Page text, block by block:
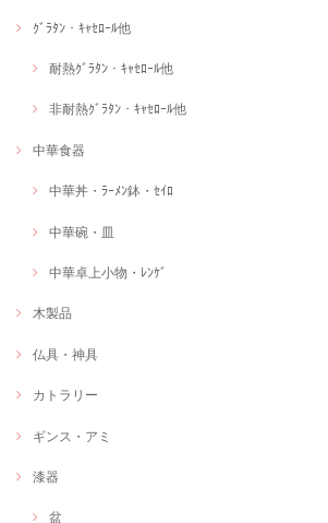
ｸﾞﾗﾀﾝ・ｷｬｾﾛｰﾙ他
耐熱ｸﾞﾗﾀﾝ・ｷｬｾﾛｰﾙ他
非耐熱ｸﾞﾗﾀﾝ・ｷｬｾﾛｰﾙ他
中華食器
中華丼・ﾗｰﾒﾝ鉢・ｾｲﾛ
中華碗・皿
中華卓上小物・ﾚﾝｹﾞ
木製品
仏具・神具
カトラリー
ギンス・アミ
漆器
盆